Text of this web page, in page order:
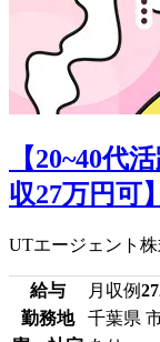
【20~40代
収27万円可
UTエージェント
給与 月収例
勤務地
千葉県